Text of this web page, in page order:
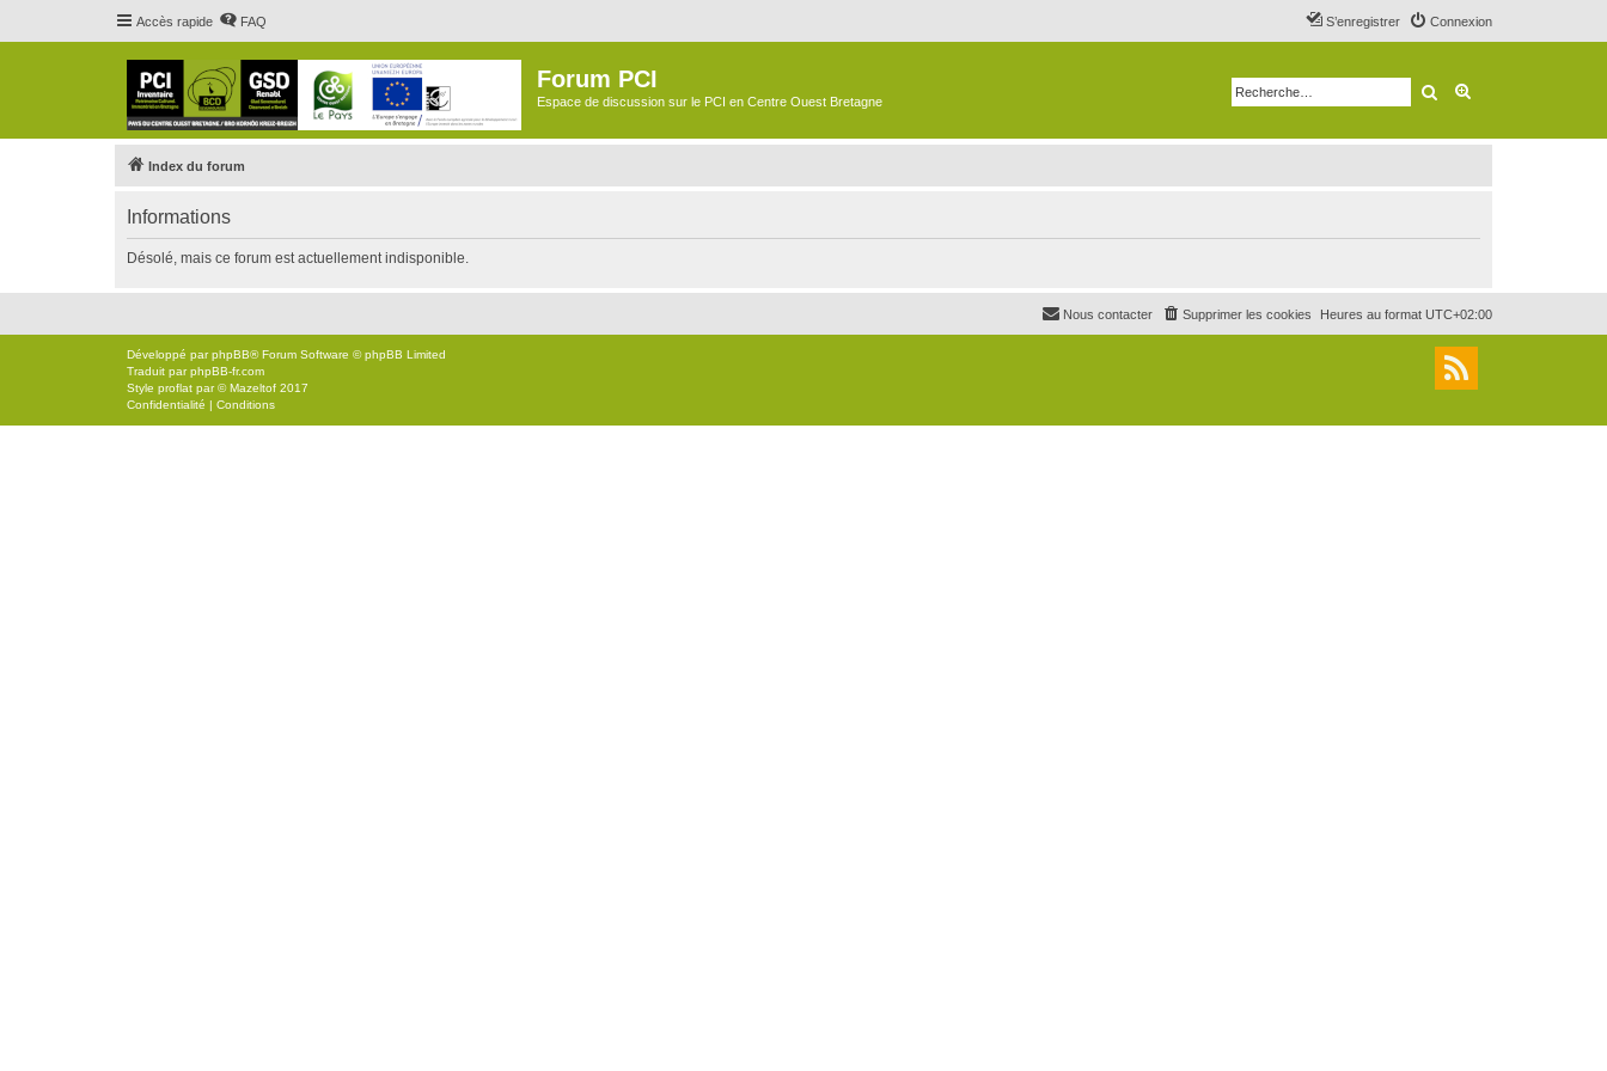
Accès rapide FAQ Connexion
S’enregistrer
Forum PCI
Espace de discussion sur le PCI en Centre Ouest Bretagne Rechercher
Index du forum
Informations
Désolé, mais ce forum est actuellement indisponible.
Heures au format UTC+02:00
Supprimer les cookies
Nous contacter
Développé parphpBB® Forum Software © phpBB Limited
Traduit parphpBB-fr.com
Style proflat par ©Mazeltof 2017
Confidentialité | Conditions